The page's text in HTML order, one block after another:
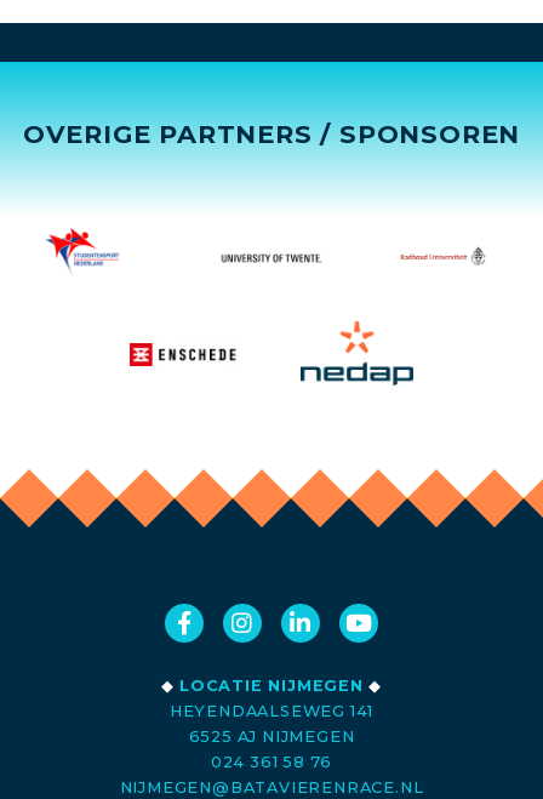
OVERIGE PARTNERS / SPONSOREN
◆ LOCATIE NIJMEGEN ◆
HEYENDAALSEWEG 141
6525 AJ NIJMEGEN
024 361 58 76
NIJMEGEN@BATAVIERENRACE.NL